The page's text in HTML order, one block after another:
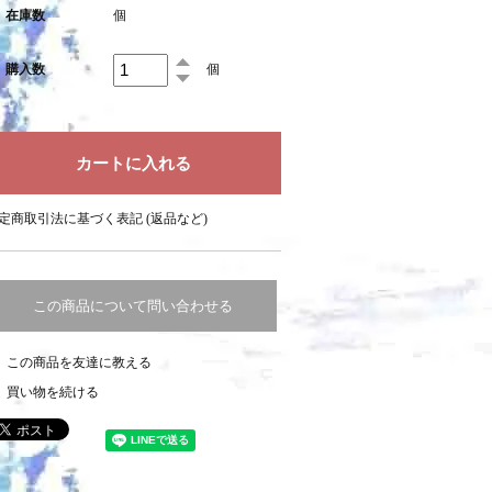
在庫数 個
購入数 個
商取引法に基づく表記 (返品など)
この商品について問い合わせる
この商品を友達に教える
買い物を続ける